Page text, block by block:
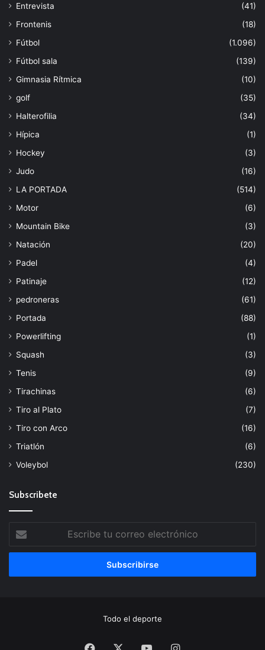
Entrevista
(41)
Frontenis
(18)
Fútbol
(1.096)
Fútbol sala
(139)
Gimnasia Rítmica
(10)
golf
(35)
Halterofilia
(34)
Hípica
(1)
Hockey
(3)
Judo
(16)
LA PORTADA
(514)
Motor
(6)
Mountain Bike
(3)
Natación
(20)
Padel
(4)
Patinaje
(12)
pedroneras
(61)
Portada
(88)
Powerlifting
(1)
Squash
(3)
Tenis
(9)
Tirachinas
(6)
Tiro al Plato
(7)
Tiro con Arco
(16)
Triatlón
(6)
Voleybol
(230)
Subscribete
tu
correo
Todo el deporte